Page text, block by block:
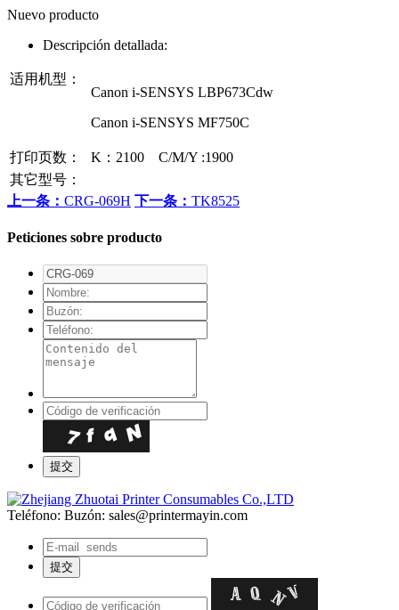
Nuevo producto
Descripción detallada:
适用机型：
Canon i-SENSYS LBP673Cdw
Canon i-SENSYS MF750C
打印页数：
K：2100 C/M/Y :1900
其它型号：
上一条： CRG-069H 下一条： TK8525
Peticiones sobre producto
Teléfono: Buzón: sales@printermayin.com